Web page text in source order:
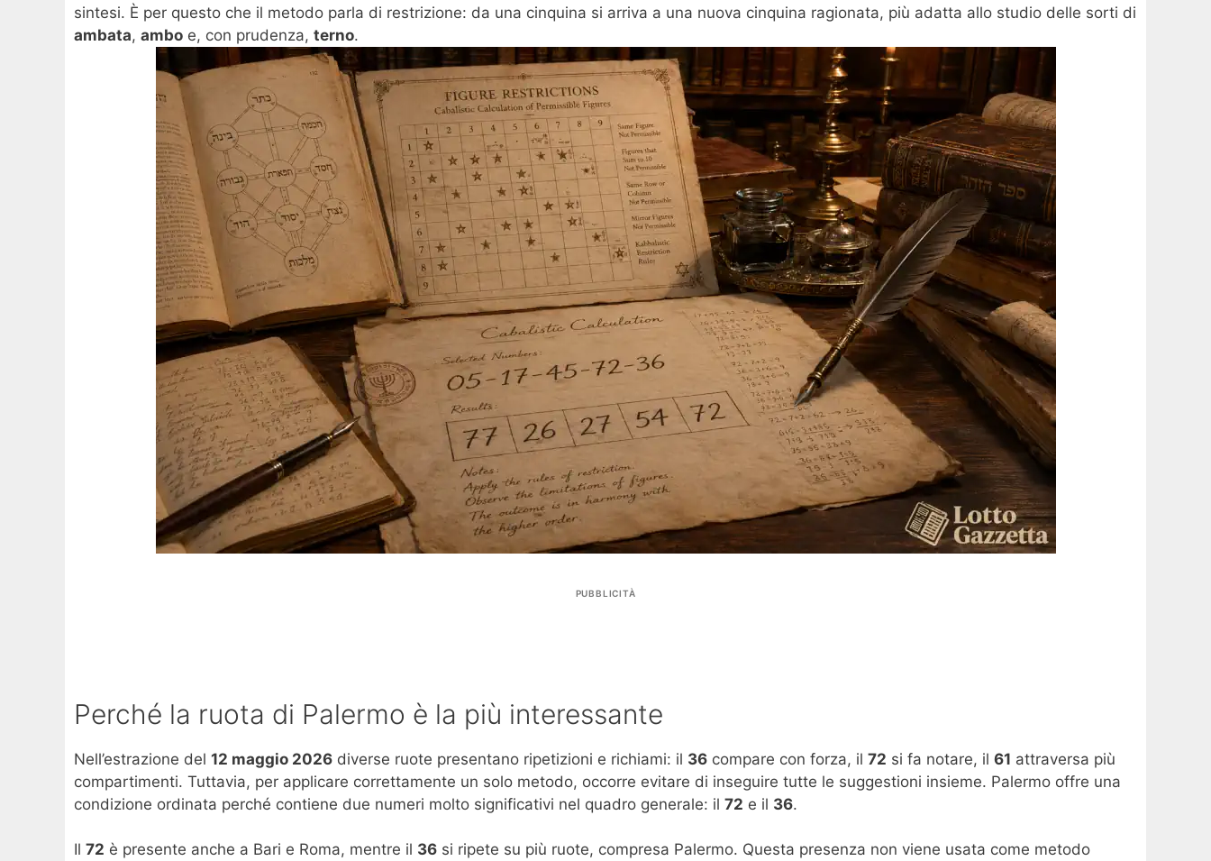
sintesi. È per questo che il metodo parla di restrizione: da una cinquina si arriva a una nuova cinquina ragionata, più adatta allo studio delle sorti di
ambata, ambo e, con prudenza, terno.
PUBBLICITÀ
Perché la ruota di Palermo è la più interessante
Nell’estrazione del 12 maggio 2026 diverse ruote presentano ripetizioni e richiami: il 36 compare con forza, il 72 si fa notare, il 61 attraversa più
compartimenti. Tuttavia, per applicare correttamente un solo metodo, occorre evitare di inseguire tutte le suggestioni insieme. Palermo offre una
condizione ordinata perché contiene due numeri molto significativi nel quadro generale: il 72 e il 36.
Il 72 è presente anche a Bari e Roma, mentre il 36 si ripete su più ruote, compresa Palermo. Questa presenza non viene usata come metodo